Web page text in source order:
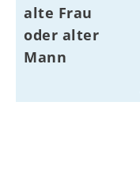
alte Frau
oder alter
Mann